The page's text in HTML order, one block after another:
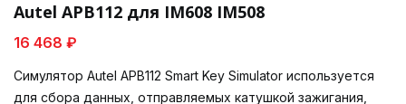
Autel APB112 для IM608 IM508
16 468 ₽
Симулятор Autel APB112 Smart Key Simulator используется
для сбора данных, отправляемых катушкой зажигания,